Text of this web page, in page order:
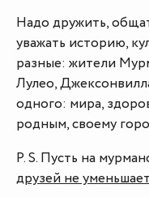
Надо дружить,
уважать историю,
разные: жители
Лулео,
одного: мира,
родным, своему
P. S. Пусть на
друзей не